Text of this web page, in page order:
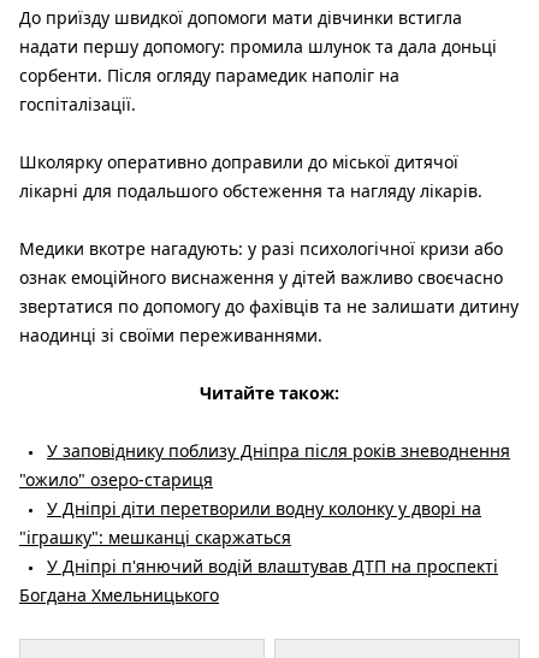
До приїзду швидкої допомоги мати дівчинки встигла
надати першу допомогу: промила шлунок та дала доньці
сорбенти. Після огляду парамедик наполіг на
госпіталізації.
Школярку оперативно доправили до міської дитячої
лікарні для подальшого обстеження та нагляду лікарів.
Медики вкотре нагадують: у разі психологічної кризи або
ознак емоційного виснаження у дітей важливо своєчасно
звертатися по допомогу до фахівців та не залишати дитину
наодинці зі своїми переживаннями.
Читайте також:
У заповіднику поблизу Дніпра після років зневоднення
"ожило" озеро-стариця
У Дніпрі діти перетворили водну колонку у дворі на
"іграшку": мешканці скаржаться
У Дніпрі п'янючий водій влаштував ДТП на проспекті
Богдана Хмельницького